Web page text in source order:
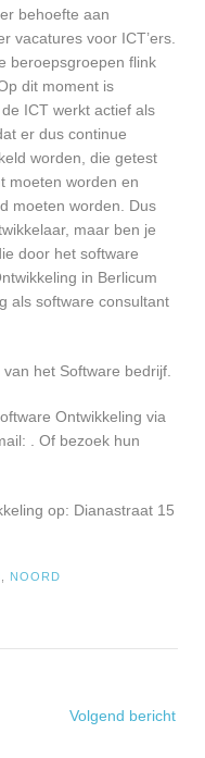
behoefte aan
vacatures voor ICT’ers.
beroepsgroepen flink
dit moment is
ICT werkt actief als
er dus continue
worden, die getest
moeten worden en
moeten worden. Dus
maar ben je
door het software
in Berlicum
als software consultant
het Software bedrijf.
Ontwikkeling via
. Of bezoek hun
op: Dianastraat 15
NOORD
Volgend bericht